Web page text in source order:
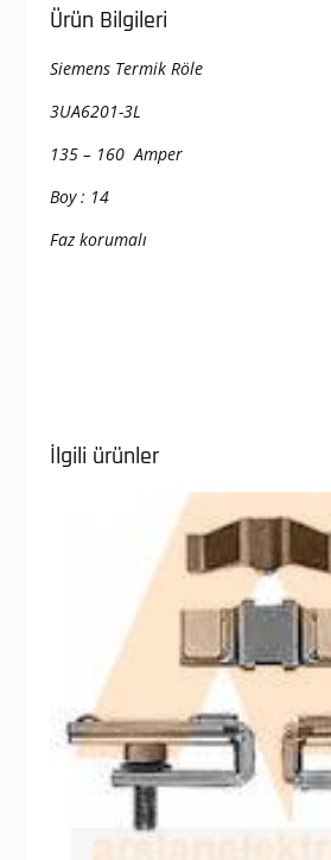
Ürün Bilgileri
Siemens Termik Röle
3UA6201-3L
135 – 160 Amper
Boy : 14
Faz korumalı
İlgili ürünler